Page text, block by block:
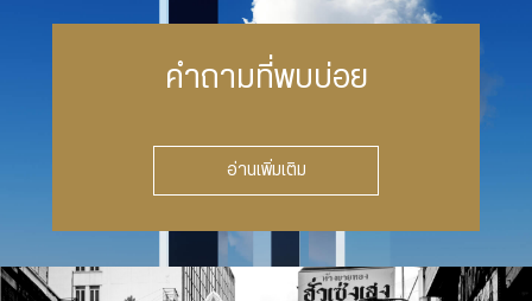
คำถามที่พบบ่อย
อ่านเพิ่มเติม